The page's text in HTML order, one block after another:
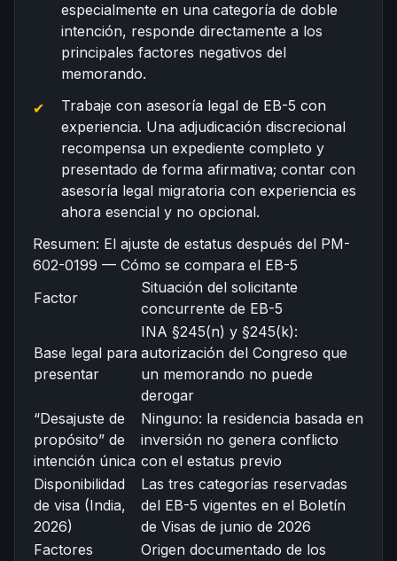
especialmente en una categoría de doble
intención, responde directamente a los
principales factores negativos del
memorando.
Trabaje con asesoría legal de EB-5 con
experiencia. Una adjudicación discrecional
recompensa un expediente completo y
presentado de forma afirmativa; contar con
asesoría legal migratoria con experiencia es
ahora esencial y no opcional.
Resumen: El ajuste de estatus después del PM-
602-0199 — Cómo se compara el EB-5
Factor
Situación del solicitante
concurrente de EB-5
Base legal para
presentar
INA §245(n) y §245(k):
autorización del Congreso que
un memorando no puede
derogar
“Desajuste de
propósito” de
intención única
Ninguno: la residencia basada en
inversión no genera conflicto
con el estatus previo
Disponibilidad
de visa (India,
2026)
Las tres categorías reservadas
del EB-5 vigentes en el Boletín
de Visas de junio de 2026
Factores
Origen documentado de los